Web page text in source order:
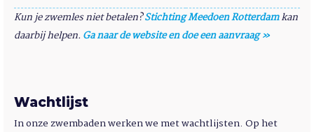
Kun je zwemles niet betalen?Stichting Meedoen Rotterdamkan
daarbij helpen. Ga naar de website en doe een aanvraag »
Wachtlijst
In onze zwembaden werken we met wachtlijsten. Op het